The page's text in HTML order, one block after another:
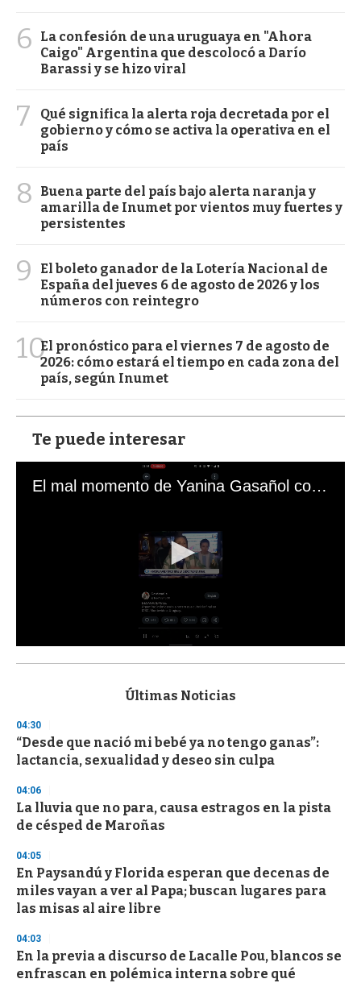
6
La confesión de una uruguaya en "Ahora
Caigo" Argentina que descolocó a Darío
Barassi y se hizo viral
7
Qué significa la alerta roja decretada por el
gobierno y cómo se activa la operativa en el
país
8
Buena parte del país bajo alerta naranja y
amarilla de Inumet por vientos muy fuertes y
persistentes
9
El boleto ganador de la Lotería Nacional de
España del jueves 6 de agosto de 2026 y los
números con reintegro
10El pronóstico para el viernes 7 de agosto de
2026: cómo estará el tiempo en cada zona del
país, según Inumet
Te puede interesar
El mal momento de Yanina Gasañol con un hincha argentino en "Subrayado"
s
d
s
o
f
3
s
e
c
n
d
Últimas Noticias
04:30
“Desde que nació mi bebé ya no tengo ganas”:
lactancia, sexualidad y deseo sin culpa
04:06
La lluvia que no para, causa estragos en la pista
de césped de Maroñas
04:05
En Paysandú y Florida esperan que decenas de
miles vayan a ver al Papa; buscan lugares para
las misas al aire libre
04:03
En la previa a discurso de Lacalle Pou, blancos se
enfrascan en polémica interna sobre qué